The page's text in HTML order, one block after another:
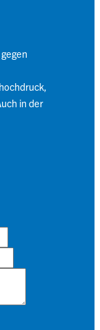
in der